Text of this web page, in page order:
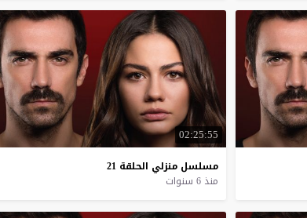
02:25:55
مسلسل منزلي الحلقة 21
منذ 6 سنوات